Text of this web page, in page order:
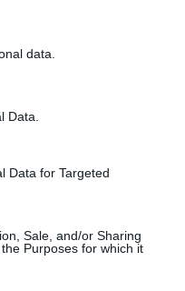
data.
Data.
Data for Targeted
Sale, and/or Sharing
Purposes for which it